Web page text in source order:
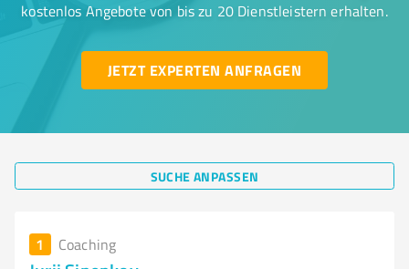
kostenlos Angebote von bis zu 20 Dienstleistern erhalten.
JETZT EXPERTEN ANFRAGEN
SUCHE ANPASSEN
1 Coaching